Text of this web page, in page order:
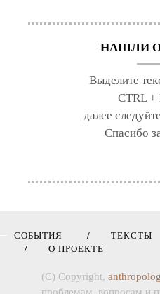
НАШЛИ
Выделите
CTRL +
далее
Спасибо
СОБЫТИЯ ТЕКСТЫ
О ПРОЕКТЕ
(C) Copyright,
проблемам, вопросам и